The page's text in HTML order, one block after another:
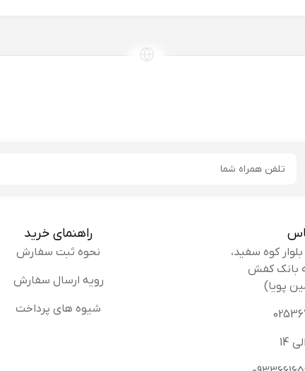
من سایز ۴۲ سفارش دادم و دقیقا اندازه بود،
میرزاپور: کیفیت دمپایی خیلی خوبه. راستی ممتاز
پیشنهاد میکنم
ایمیل
پویا)
راهنمای خرید
نحوه ثبت سفارش
رویه ارسال سفارش
شیوه های پرداخت